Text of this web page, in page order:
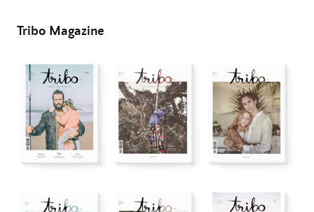
Tribo Magazine